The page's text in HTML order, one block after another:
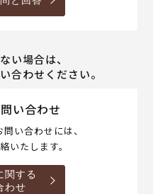
い場合は、
合わせください。
い合わせ
い合わせには、
いたします。
関する
わせ